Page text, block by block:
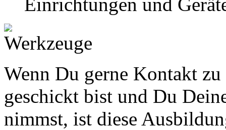
Wenn Du gerne Kontakt
geschickt bist und Du
nimmst, ist diese